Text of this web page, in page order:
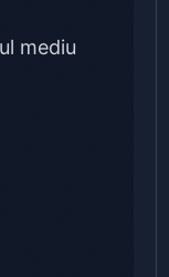
mediu